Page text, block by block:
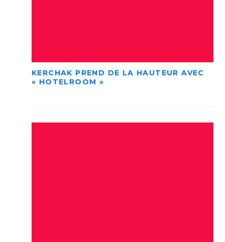
KERCHAK PREND DE LA HAUTEUR AVEC
« HOTELROOM »